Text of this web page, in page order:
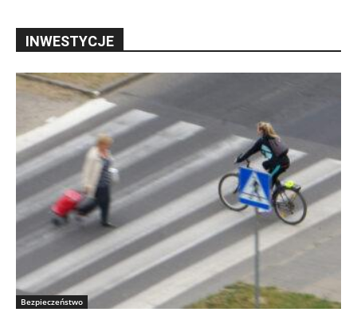
INWESTYCJE
Bezpieczeństwo